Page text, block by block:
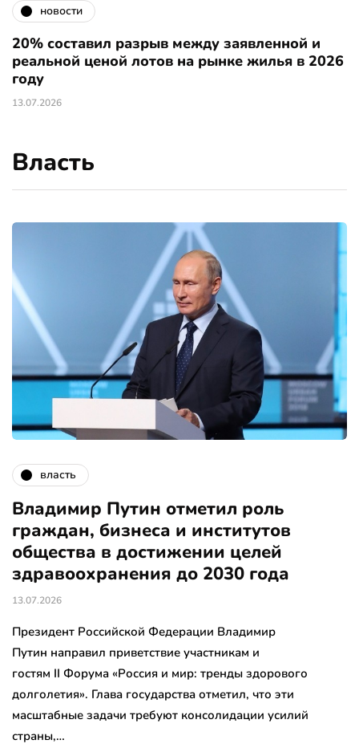
новости
20% составил разрыв между заявленной и
реальной ценой лотов на рынке жилья в 2026
году
13.07.2026
Власть
власть
Владимир Путин отметил роль
граждан, бизнеса и институтов
общества в достижении целей
здравоохранения до 2030 года
13.07.2026
Президент Российской Федерации Владимир
Путин направил приветствие участникам и
гостям II Форума «Россия и мир: тренды здорового
долголетия». Глава государства отметил, что эти
масштабные задачи требуют консолидации усилий
страны,…